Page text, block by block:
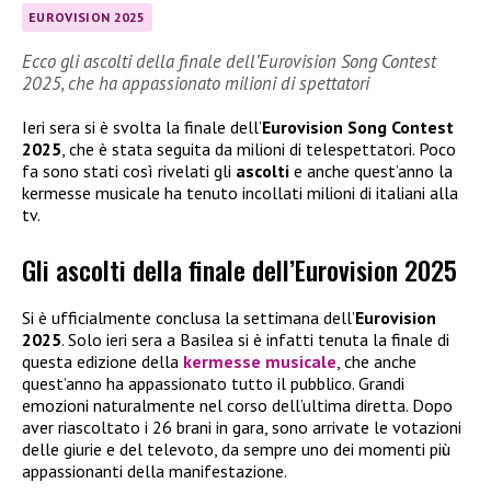
EUROVISION 2025
Ecco gli ascolti della finale dell’Eurovision Song Contest
2025, che ha appassionato milioni di spettatori
Ieri sera si è svolta la finale dell’Eurovision Song Contest
2025, che è stata seguita da milioni di telespettatori. Poco
fa sono stati così rivelati gli ascolti e anche quest’anno la
kermesse musicale ha tenuto incollati milioni di italiani alla
tv.
Gli ascolti della finale dell’Eurovision 2025
Si è ufficialmente conclusa la settimana dell’Eurovision
2025. Solo ieri sera a Basilea si è infatti tenuta la finale di
questa edizione della kermesse musicale, che anche
quest’anno ha appassionato tutto il pubblico. Grandi
emozioni naturalmente nel corso dell’ultima diretta. Dopo
aver riascoltato i 26 brani in gara, sono arrivate le votazioni
delle giurie e del televoto, da sempre uno dei momenti più
appassionanti della manifestazione.